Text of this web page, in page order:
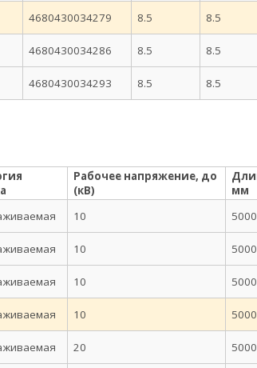
4680430034279 8.5 8.5
4680430034286 8.5 8.5
4680430034293 8.5 8.5
Рабочее напряжение, до
(кВ)
мм
10 5000
10 5000
10 5000
10 5000
20 5000